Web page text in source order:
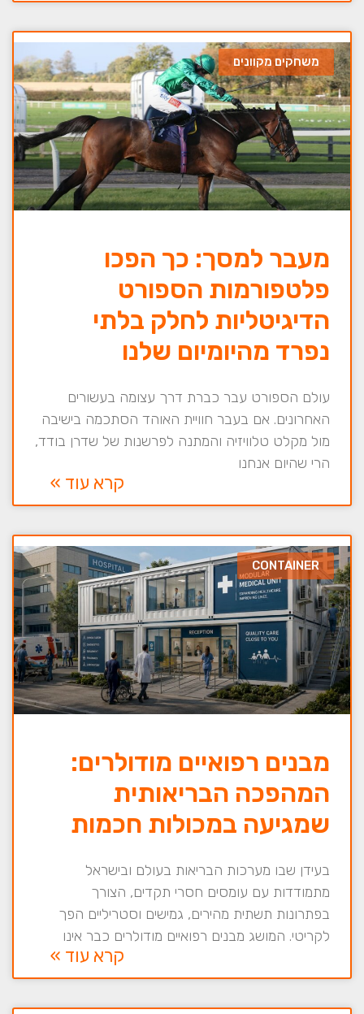
משחקים מקוונים
מעבר למסך: כך הפכו
פלטפורמות הספורט
הדיגיטליות לחלק בלתי
נפרד מהיומיום שלנו
עולם הספורט עבר כברת דרך עצומה בעשורים
האחרונים. אם בעבר חוויית האוהד הסתכמה בישיבה
מול מקלט טלוויזיה והמתנה לפרשנות של שדרן בודד,
הרי שהיום אנחנו
קרא עוד »
CONTAINER
מבנים רפואיים מודולרים:
המהפכה הבריאותית
שמגיעה במכולות חכמות
בעידן שבו מערכות הבריאות בעולם ובישראל
מתמודדות עם עומסים חסרי תקדים, הצורך
בפתרונות תשתית מהירים, גמישים וסטריליים הפך
לקריטי. המושג מבנים רפואיים מודולרים כבר אינו
קרא עוד »